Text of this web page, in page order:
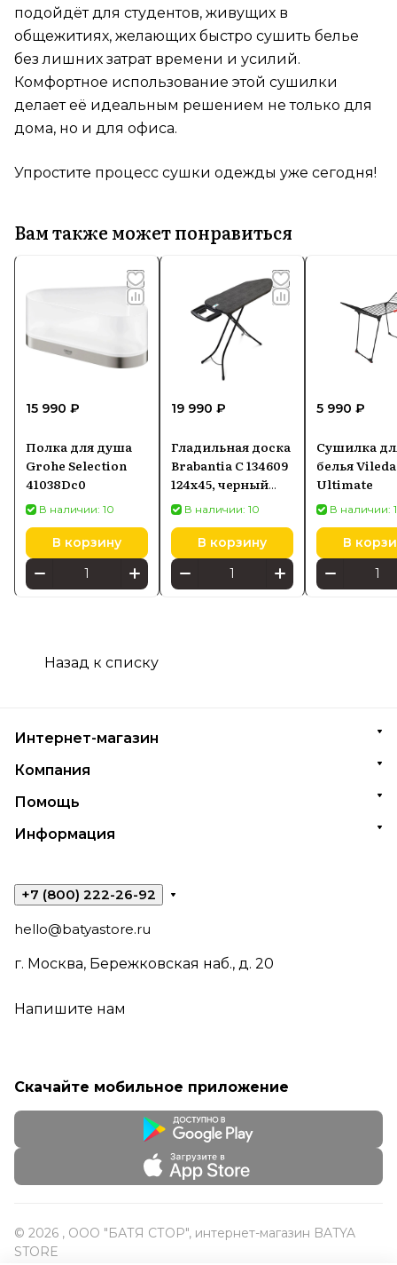
подойдёт для студентов, живущих в
общежитиях, желающих быстро сушить белье
без лишних затрат времени и усилий.
Комфортное использование этой сушилки
делает её идеальным решением не только для
дома, но и для офиса.
Упростите процесс сушки одежды уже сегодня!
Вам также может понравиться
15 990 ₽
Полка для душа
Grohe Selection
41038Dc0
В наличии: 10
В корзину
19 990 ₽
Гладильная доска
Brabantia C 134609
124x45, черный
деним
В наличии: 10
В корзину
5 990 ₽
Сушилка
белья
Ultimate​
В наличии:
В
Назад к списку
Интернет-магазин
Компания
Помощь
Информация
+7 (800) 222-26-92
hello@batyastore.ru
г. Москва, Бережковская наб., д. 20
Напишите нам
Скачайте мобильное приложение
© 2026 , ООО "БАТЯ СТОР", интернет-магазин BATYA
STORE